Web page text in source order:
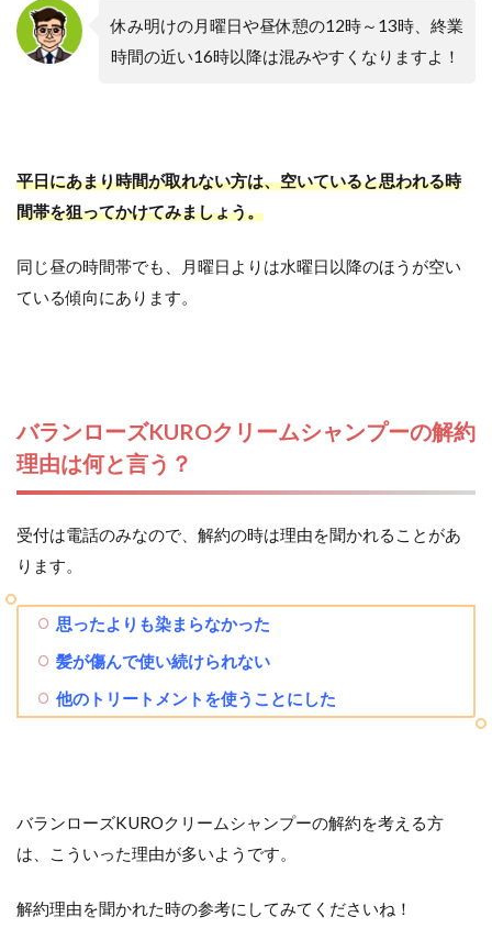
休み明けの月曜日や昼休憩の12時～13時、終業
時間の近い16時以降は混みやすくなりますよ！
平日にあまり時間が取れない方は、空いていると思われる時
間帯を狙ってかけてみましょう。
同じ昼の時間帯でも、月曜日よりは水曜日以降のほうが空い
ている傾向にあります。
バランローズKUROクリームシャンプーの解約
理由は何と言う？
受付は電話のみなので、解約の時は理由を聞かれることがあ
ります。
思ったよりも染まらなかった
髪が傷んで使い続けられない
他のトリートメントを使うことにした
バランローズKUROクリームシャンプーの解約を考える方
は、こういった理由が多いようです。
解約理由を聞かれた時の参考にしてみてくださいね！